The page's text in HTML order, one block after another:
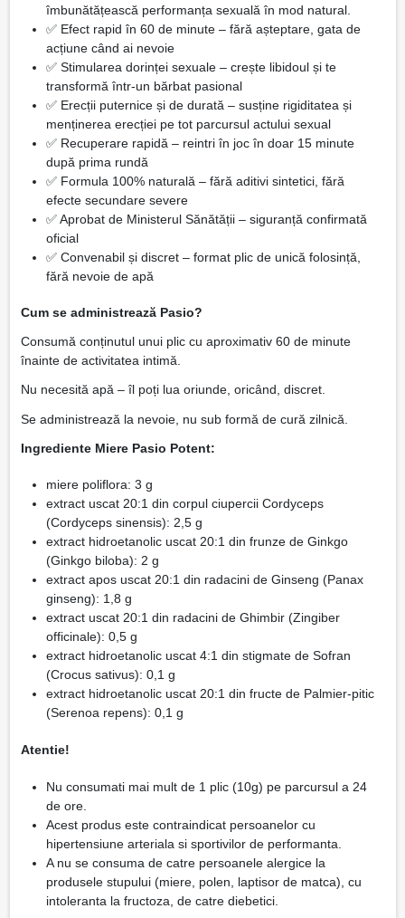
îmbunătățească performanța sexuală în mod natural.
✅ Efect rapid în 60 de minute – fără așteptare, gata de
acțiune când ai nevoie
✅ Stimularea dorinței sexuale – crește libidoul și te
transformă într-un bărbat pasional
✅ Erecții puternice și de durată – susține rigiditatea și
menținerea erecției pe tot parcursul actului sexual
✅ Recuperare rapidă – reintri în joc în doar 15 minute
după prima rundă
✅ Formula 100% naturală – fără aditivi sintetici, fără
efecte secundare severe
✅ Aprobat de Ministerul Sănătății – siguranță confirmată
oficial
✅ Convenabil și discret – format plic de unică folosință,
fără nevoie de apă
Cum se administrează Pasio?
Consumă conținutul unui plic cu aproximativ 60 de minute
înainte de activitatea intimă.
Nu necesită apă – îl poți lua oriunde, oricând, discret.
Se administrează la nevoie, nu sub formă de cură zilnică.
Ingrediente Miere Pasio Potent:
miere poliflora: 3 g
extract uscat 20:1 din corpul ciupercii Cordyceps
(Cordyceps sinensis): 2,5 g
extract hidroetanolic uscat 20:1 din frunze de Ginkgo
(Ginkgo biloba): 2 g
extract apos uscat 20:1 din radacini de Ginseng (Panax
ginseng): 1,8 g
extract uscat 20:1 din radacini de Ghimbir (Zingiber
officinale): 0,5 g
extract hidroetanolic uscat 4:1 din stigmate de Sofran
(Crocus sativus): 0,1 g
extract hidroetanolic uscat 20:1 din fructe de Palmier-pitic
(Serenoa repens): 0,1 g
Atentie!
Nu consumati mai mult de 1 plic (10g) pe parcursul a 24
de ore.
Acest produs este contraindicat persoanelor cu
hipertensiune arteriala si sportivilor de performanta.
A nu se consuma de catre persoanele alergice la
produsele stupului (miere, polen, laptisor de matca), cu
intoleranta la fructoza, de catre diebetici.